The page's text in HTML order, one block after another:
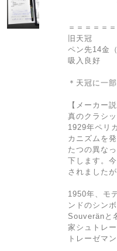
万年
＝＝＝＝＝
旧天冠
ペン先14金
吸入良好
＊天冠に一
【メーカー説
真のクラシッ
1929年ペリ
カニズムを
たつの異な
下します。
されました
1950年、モ
ンドのシン
Souveränと
家シュトレ
トレーゼマ